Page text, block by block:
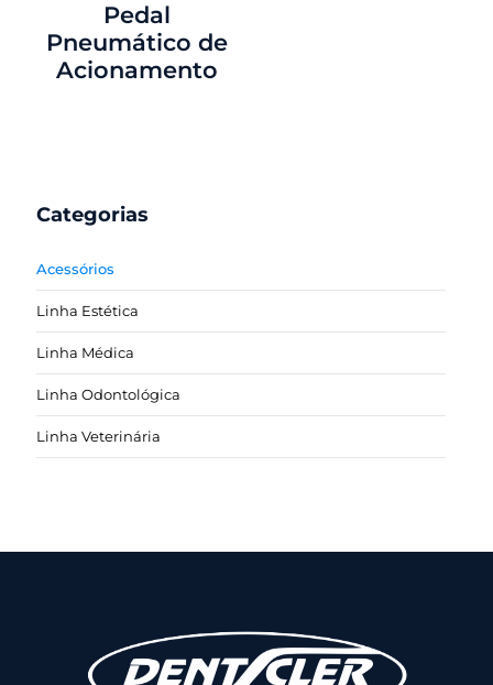
Pedal
Pneumático de
Acionamento
Categorias
Acessórios
Linha Estética
Linha Médica
Linha Odontológica
Linha Veterinária